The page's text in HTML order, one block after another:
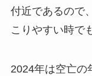
付近であるので
こりやすい時で
2024年は空亡の